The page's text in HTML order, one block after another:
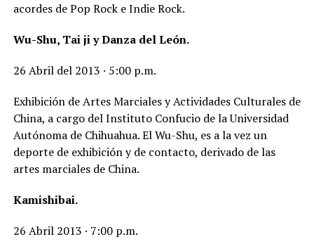
acordes de Pop Rock e Indie Rock.
Wu-Shu, Tai ji y Danza del León.
26 Abril del 2013 · 5:00 p.m.
Exhibición de Artes Marciales y Actividades Culturales de
China, a cargo del Instituto Confucio de la Universidad
Autónoma de Chihuahua. El Wu-Shu, es a la vez un
deporte de exhibición y de contacto, derivado de las
artes marciales de China.
Kamishibai.
26 Abril 2013 · 7:00 p.m.